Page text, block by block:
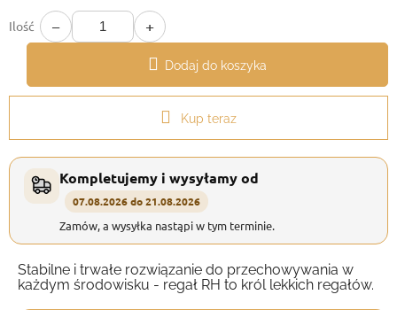
Ilość − +
Dodaj do koszyka
Kup teraz
Kompletujemy i wysyłamy od
07.08.2026 do 21.08.2026
Zamów, a wysyłka nastąpi w tym terminie.
Stabilne i trwałe rozwiązanie do przechowywania w
każdym środowisku - regał RH to król lekkich regałów.